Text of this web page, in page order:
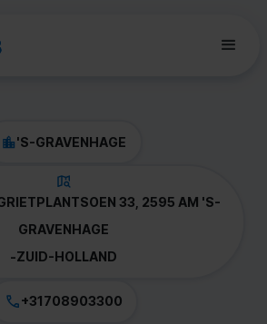
'S-GRAVENHAGE
33, 2595 AM 'S-
GRAVENHAGE
-ZUID-HOLLAND
+31708903300